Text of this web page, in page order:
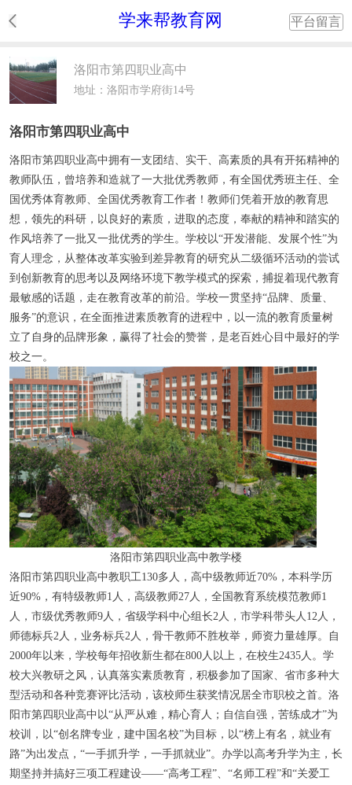
学来帮教育网 平台留言
洛阳市第四职业高中
地址：洛阳市学府街14号
洛阳市第四职业高中
洛阳市第四职业高中拥有一支团结、实干、高素质的具有开拓精神的
教师队伍，曾培养和造就了一大批优秀教师，有全国优秀班主任、全
国优秀体育教师、全国优秀教育工作者！教师们凭着开放的教育思
想，领先的科研，以良好的素质，进取的态度，奉献的精神和踏实的
作风培养了一批又一批优秀的学生。学校以“开发潜能、发展个性”为
育人理念，从整体改革实验到差异教育的研究从二级循环活动的尝试
到创新教育的思考以及网络环境下教学模式的探索，捕捉着现代教育
最敏感的话题，走在教育改革的前沿。学校一贯坚持“品牌、质量、
服务”的意识，在全面推进素质教育的进程中，以一流的教育质量树
立了自身的品牌形象，赢得了社会的赞誉，是老百姓心目中最好的学
校之一。
洛阳市第四职业高中教学楼
洛阳市第四职业高中教职工130多人，高中级教师近70%，本科学历
近90%，有特级教师1人，高级教师27人，全国教育系统模范教师1
人，市级优秀教师9人，省级学科中心组长2人，市学科带头人12人，
师德标兵2人，业务标兵2人，骨干教师不胜枚举，师资力量雄厚。自
2000年以来，学校每年招收新生都在800人以上，在校生2435人。学
校大兴教研之风，认真落实素质教育，积极参加了国家、省市多种大
型活动和各种竞赛评比活动，该校师生获奖情况居全市职校之首。洛
阳市第四职业高中以“从严从难，精心育人；自信自强，苦练成才”为
校训，以“创名牌专业，建中国名校”为目标，以“榜上有名，就业有
路”为出发点，“一手抓升学，一手抓就业”。办学以高考升学为主，长
期坚持并搞好三项工程建设——“高考工程”、“名师工程”和“关爱工